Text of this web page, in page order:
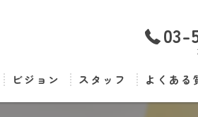
03-
ビジョン スタッフ よくある